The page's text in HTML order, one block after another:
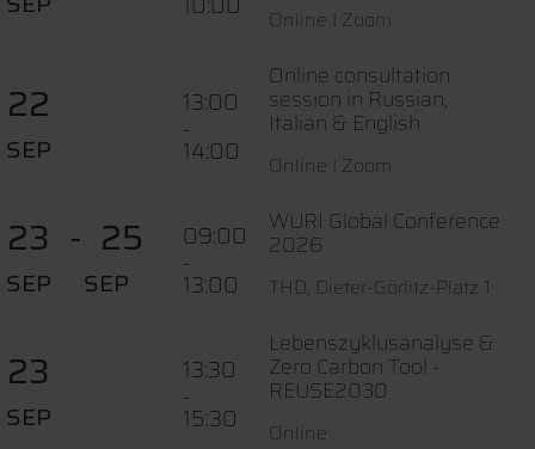
Online I Zoom
22
SEP
13:00
-
14:00
Online consultation
session in Russian,
Italian & English
Online I Zoom
23
SEP
25
SEP
09:00
-
13:00
WURI Global Conference
2026
THD, Dieter-Görlitz-Platz 1
23
SEP
13:30
-
15:30
Lebenszyklusanalyse &
Zero Carbon Tool -
REUSE2030
Online